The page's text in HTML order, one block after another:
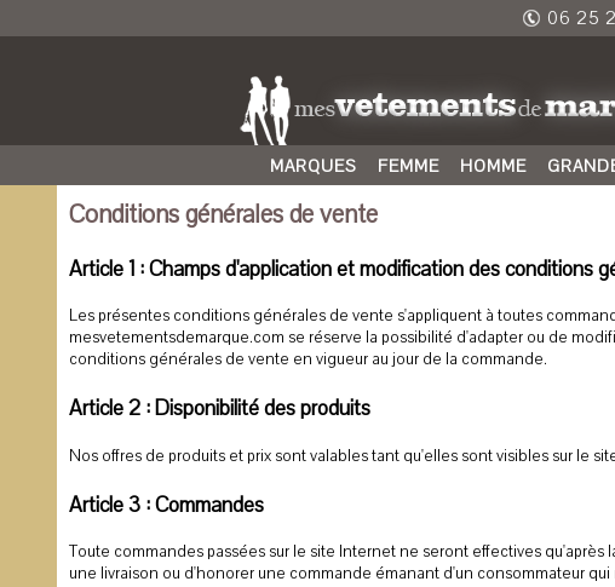
06 25
MARQUES FEMME HOMME
Conditions générales de vente
Article 1 : Champs d'application et modification des conditions
Les présentes conditions générales de vente s'appliquent à toutes
mesvetementsdemarque.com se réserve la possibilité d'adapter ou de
conditions générales de vente en vigueur au jour de la commande.
Article 2 : Disponibilité des produits
Nos offres de produits et prix sont valables tant qu'elles sont visibles sur le
Article 3 : Commandes
Toute commandes passées sur le site Internet ne seront effectives
une livraison ou d'honorer une commande émanant d'un consommateur